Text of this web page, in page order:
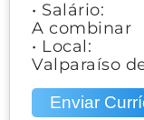
• Salário:
A combinar
• Local:
Valparaíso
Enviar